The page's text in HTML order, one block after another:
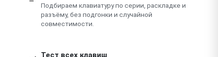
Подбираем клавиатуру по серии, раскладке и
разъёму, без подгонки и случайной
совместимости.
Тест всех клавиш